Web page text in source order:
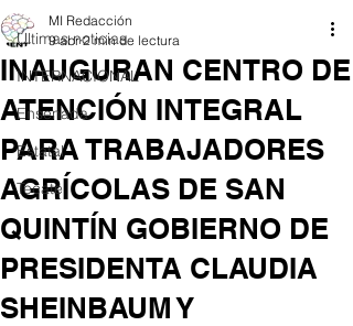
Últimas noticias
INTERNACIONAL
Ensenada
Estatal
Tecate
INAUGURAN CENTRO DE
ATENCIÓN INTEGRAL
PARA TRABAJADORES
AGRÍCOLAS DE SAN
QUINTÍN GOBIERNO DE
PRESIDENTA CLAUDIA
SHEINBAUM Y
MI Redacción
9 abr 2 min de lectura